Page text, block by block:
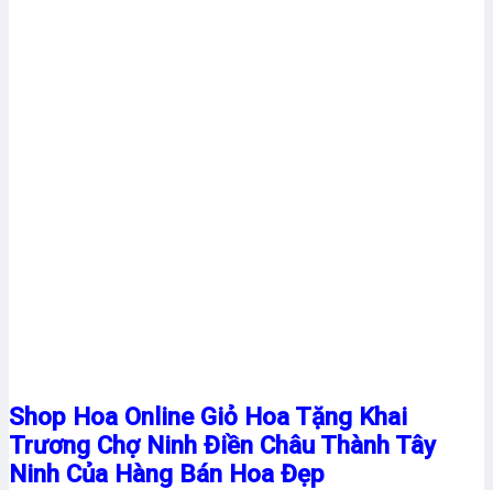
Shop Hoa Online Giỏ Hoa Tặng Khai
Trương Chợ Ninh Điền Châu Thành Tây
Ninh Của Hàng Bán Hoa Đẹp